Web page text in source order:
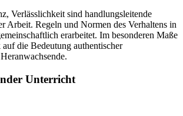
Verlässlichkeit sind handlungsleitende
Arbeit. Regeln und Normen des Verhaltens in
erarbeitet. Im besonderen Maße
die Bedeutung authentischer
Unterricht